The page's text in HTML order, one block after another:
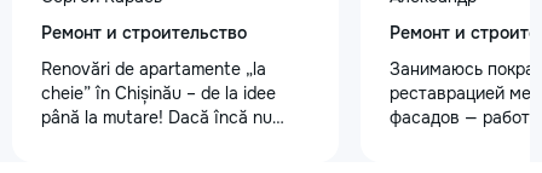
Ремонт и строительство
Renovări de apartamente „la
cheie” în Chișinău – de la idee
până la mutare! Dacă încă nu
Ремонт и
Занимаюсь
реставрацией
фасадов —